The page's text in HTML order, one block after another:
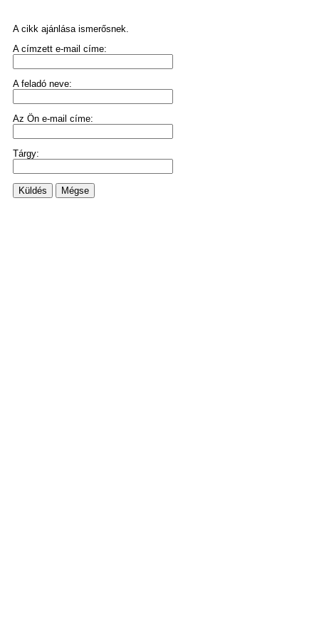
A cikk ajánlása ismerősnek.
A címzett e-mail címe:
A feladó neve:
Az Ön e-mail címe:
Tárgy:
Küldés Mégse